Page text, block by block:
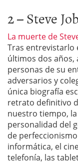
2 – Steve
La muerte de
Tras entrevistarlo
últimos dos años,
personas de su
adversarios y
única biografía
retrato definitivo
nuestro tiempo,
personalidad del
de
informática, el
telefonía, las